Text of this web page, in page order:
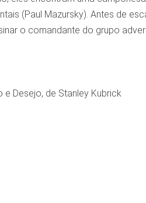
(Paul Mazursky). Antes de
o comandante do grupo
Desejo, de Stanley Kubrick